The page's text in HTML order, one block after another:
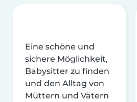
Eine schöne und
sichere Möglichkeit,
Babysitter zu finden
und den Alltag von
Müttern und Vätern